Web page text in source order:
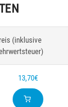
(inklusive
13,70€